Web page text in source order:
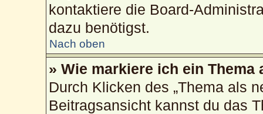
kontaktiere die Board-
dazu benötigst.
Nach oben
» Wie markiere ich ein Thema
Durch Klicken des „Thema als
Beitragsansicht kannst du das